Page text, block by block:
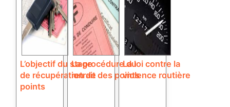
L’objectif du stage
de récupération de
points
La procédure du
retrait des points
La loi contre la
violence routière